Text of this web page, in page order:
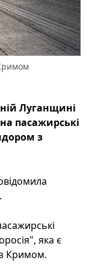
Луганщині
пасажирські
з
яка є
Кримом.